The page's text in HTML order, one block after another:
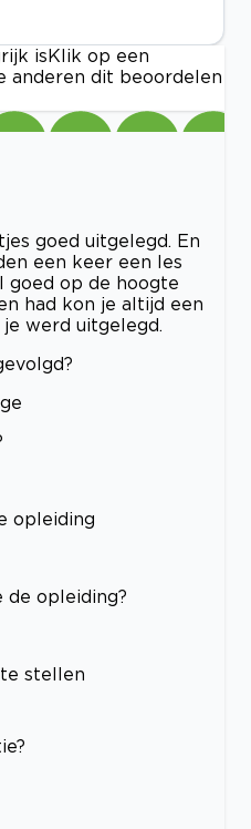
is Klik op een
anderen dit beoordelen
goed uitgelegd. En
een keer een les
goed op de hoogte
had kon je altijd een
werd uitgelegd.
opleiding
opleiding?
stellen